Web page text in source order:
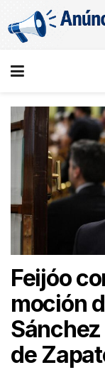
Feijóo
moción
de